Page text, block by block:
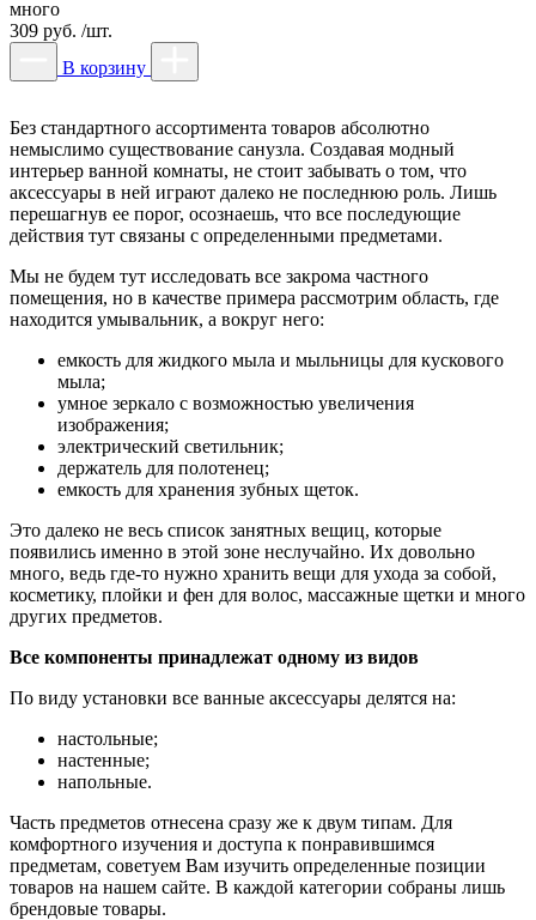
много
309 руб. /шт.
В корзину
Без стандартного ассортимента товаров абсолютно
немыслимо существование санузла. Создавая модный
интерьер ванной комнаты, не стоит забывать о том, что
аксессуары в ней играют далеко не последнюю роль. Лишь
перешагнув ее порог, осознаешь, что все последующие
действия тут связаны с определенными предметами.
Мы не будем тут исследовать все закрома частного
помещения, но в качестве примера рассмотрим область, где
находится умывальник, а вокруг него:
емкость для жидкого мыла и мыльницы для кускового
мыла;
умное зеркало с возможностью увеличения
изображения;
электрический светильник;
держатель для полотенец;
емкость для хранения зубных щеток.
Это далеко не весь список занятных вещиц, которые
появились именно в этой зоне неслучайно. Их довольно
много, ведь где-то нужно хранить вещи для ухода за собой,
косметику, плойки и фен для волос, массажные щетки и много
других предметов.
Все компоненты принадлежат одному из видов
По виду установки все ванные аксессуары делятся на:
настольные;
настенные;
напольные.
Часть предметов отнесена сразу же к двум типам. Для
комфортного изучения и доступа к понравившимся
предметам, советуем Вам изучить определенные позиции
товаров на нашем сайте. В каждой категории собраны лишь
брендовые товары.